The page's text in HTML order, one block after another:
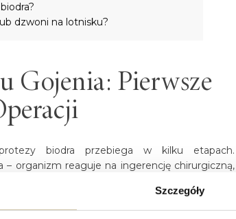
Szczegóły
dzwoni na lotnisku?
Gojenia: Pierwsze
biodra przebiega w kilku etapach.
organizm reaguje na ingerencję chirurgiczną,
stawu. W tym czasie kluczowe jest
delikatnym pobudzaniu krążenia. Następnie
tygodni, podczas której powstaje nowa tkanka